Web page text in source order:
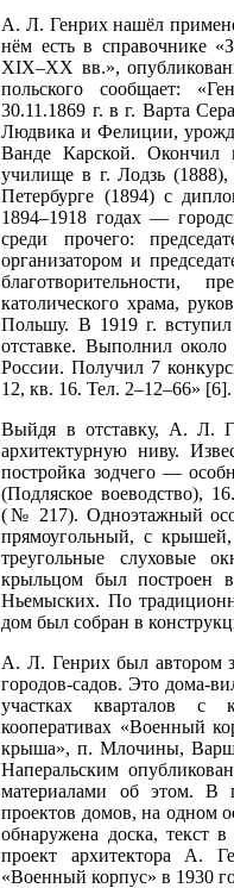
А. Л. Генрих нашёл
нём есть в справочнике
XIX–XX вв.»,
польского сообщает:
30.11.1869 г. в г. Варта
Людвика и Фелиции,
Ванде Карской. Окончил
училище в г. Лодзь
Петербурге (1894) с
1894–1918 годах —
среди прочего:
организатором и
благотворительности,
католического храма,
Польшу. В 1919 г.
отставке. Выполнил
России. Получил 7
12, кв. 16. Тел. 2–12–66» [6].
Выйдя в отставку, А. Л.
архитектурную ниву.
постройка зодчего —
(Подляское воеводство),
(№ 217). Одноэтажный
прямоугольный, с
треугольные слуховые
крыльцом был построен
Ньемыских. По
дом был собран в
А. Л. Генрих был автором
городов-садов. Это дома-
участках кварталов
кооперативах «Военный
крыша», п. Млочины,
Наперальским
материалами об этом. В
проектов домов, на одном
обнаружена доска, текст
проект архитектора А.
«Военный корпус» в 1930